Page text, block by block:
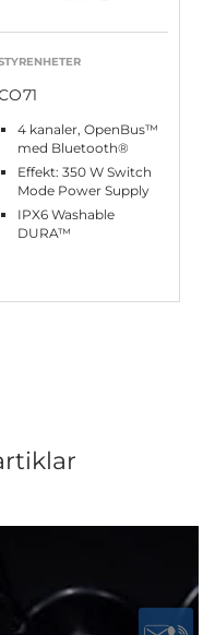
4 kanaler, OpenBus™
med Bluetooth®
Effekt: 350 W Switch
Mode Power Supply
IPX6 Washable
DURA™